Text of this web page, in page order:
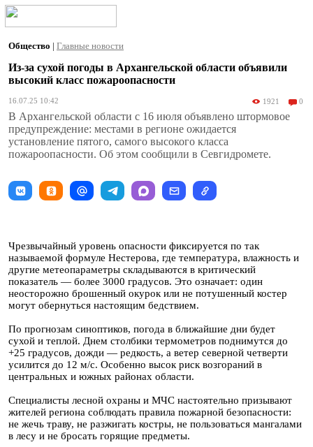
Общество | Главные новости
Из-за сухой погоды в Архангельской области объявили
высокий класс пожароопасности
16.07.25 10:42 1921 0
В Архангельской области с 16 июля объявлено штормовое
предупреждение: местами в регионе ожидается
установление пятого, самого высокого класса
пожароопасности. Об этом сообщили в Севгидромете.
Чрезвычайный уровень опасности фиксируется по так
называемой формуле Нестерова, где температура, влажность и
другие метеопараметры складываются в критический
показатель — более 3000 градусов. Это означает: один
неосторожно брошенный окурок или не потушенный костер
могут обернуться настоящим бедствием.
По прогнозам синоптиков, погода в ближайшие дни будет
сухой и теплой. Днем столбики термометров поднимутся до
+25 градусов, дожди — редкость, а ветер северной четверти
усилится до 12 м/с. Особенно высок риск возгораний в
центральных и южных районах области.
Специалисты лесной охраны и МЧС настоятельно призывают
жителей региона соблюдать правила пожарной безопасности:
не жечь траву, не разжигать костры, не пользоваться мангалами
в лесу и не бросать горящие предметы.